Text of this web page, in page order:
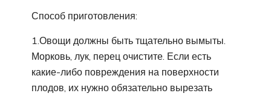
Способ приготовления:
1.Овощи должны быть тщательно вымыты.
Морковь, лук, перец очистите. Если есть
какие-либо повреждения на поверхности
плодов, их нужно обязательно вырезать